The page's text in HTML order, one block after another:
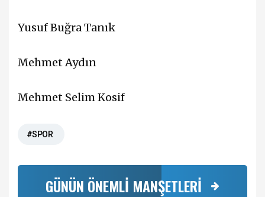
Yusuf Buğra Tanık
Mehmet Aydın
Mehmet Selim Kosif
#SPOR
GÜNÜN ÖNEMLİ MANŞETLERİ